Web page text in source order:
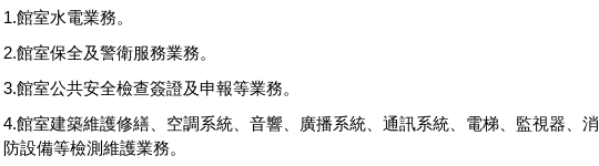
1.館室水電業務。
2.館室保全及警衛服務業務。
3.館室公共安全檢查簽證及申報等業務。
4.館室建築維護修繕、空調系統、音響、廣播系統、通訊系統、電梯、監視器、消
防設備等檢測維護業務。